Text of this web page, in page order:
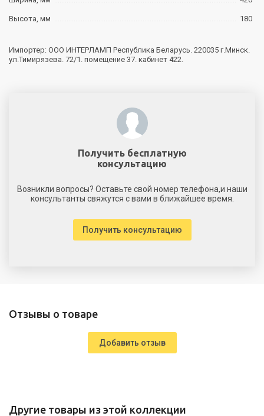
Высота, мм 180
Импортер: ООО ИНТЕРЛАМП Республика Беларусь. 220035 г.Минск.
ул.Тимирязева. 72/1. помещение 37. кабинет 422.
Получить бесплатную
консультацию
Возникли вопросы? Оставьте свой номер телефона,и наши
консультанты свяжутся с вами в ближайшее время.
Получить консультацию
Отзывы о товаре
Добавить отзыв
Другие товары из этой коллекции